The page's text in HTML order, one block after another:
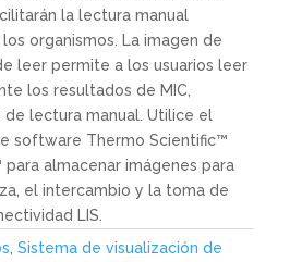
la lectura manual
organismos. La imagen de
leer permite a los usuarios leer
los resultados de MIC,
de lectura manual. Utilice el
software Thermo Scientific™
almacenar imágenes para
el intercambio y la toma de
LIS.
Sistema de visualización de